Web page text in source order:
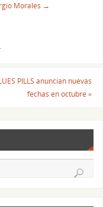
Morales →
.
PILLS anuncian nuevas
fechas en octubre»